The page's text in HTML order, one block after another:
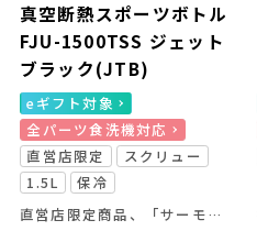
真空断熱スポーツボトル
FJU-1500TSS ジェット
ブラック(JTB)
eギフト対象
全パーツ食洗機対応
直営店限定
スクリュー
1.5L
保冷
直営店限定商品、「サーモス スタイリングシリーズ LOGO」